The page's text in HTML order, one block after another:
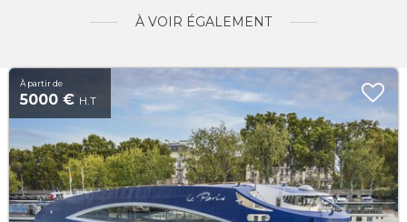
À VOIR ÉGALEMENT
À partir de
5000 € H.T